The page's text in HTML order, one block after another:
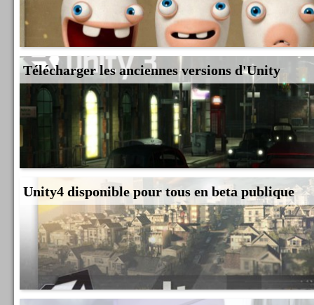
Télécharger les anciennes versions d'Unity
Unity4 disponible pour tous en beta publique